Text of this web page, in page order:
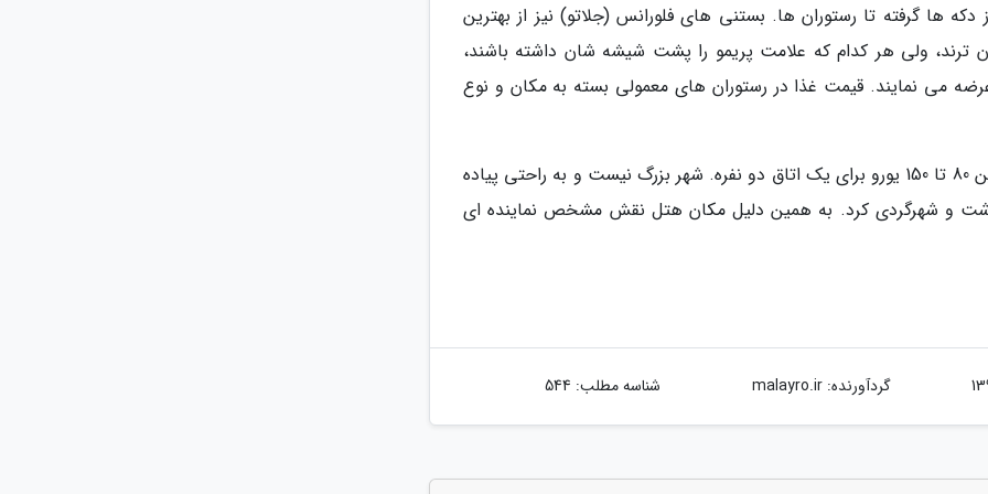
دکه ها گرفته تا رستوران ها. بستنی های فلورانس (جلاتو) نیز از بهترین
ترند، ولی هر کدام که علامت پریمو را پشت شیشه شان داشته باشند،
می نمایند. قیمت غذا در رستوران های معمولی بسته به مکان و نوع
هتل در فلورانس مانند دیگر شهرهای ایتالیاست. بین 80 تا 150 یورو برای یک اتاق دو نفره. شهر بزرگ نیست و به راحتی پیاده
و شهرگردی کرد. به همین دلیل مکان هتل نقش مشخص نماینده ای
گردآورنده:malayro.ir شناسه مطلب: 544